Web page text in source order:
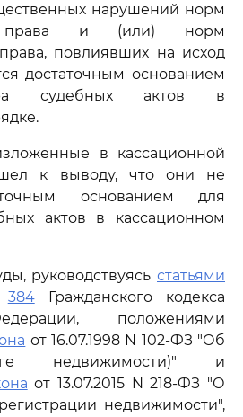
нарушений норм
права и (или) норм
повлиявших на исход
достаточным основанием
судебных актов в
в кассационной
к выводу, что они не
основанием для
актов в кассационном
руководствуясь статьями
384Гражданского кодекса
положениями
от 16.07.1998 N 102-ФЗ "Об
недвижимости)" и
от 13.07.2015 N 218-ФЗ "О
недвижимости",